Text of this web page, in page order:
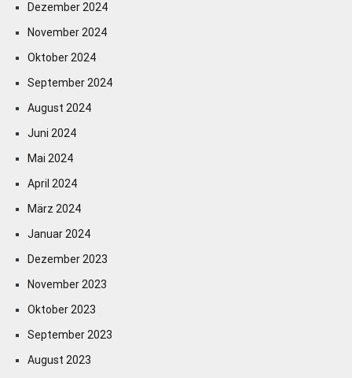
Dezember 2024
November 2024
Oktober 2024
September 2024
August 2024
Juni 2024
Mai 2024
April 2024
März 2024
Januar 2024
Dezember 2023
November 2023
Oktober 2023
September 2023
August 2023